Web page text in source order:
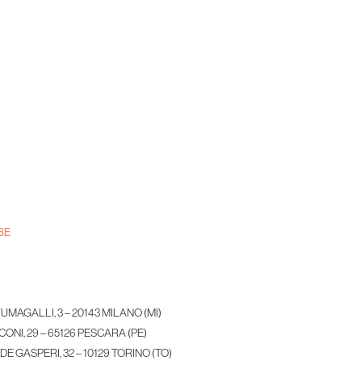
3 – 20143 MILANO (MI)
29 – 65126 PESCARA (PE)
GASPERI, 32 – 10129 TORINO (TO)